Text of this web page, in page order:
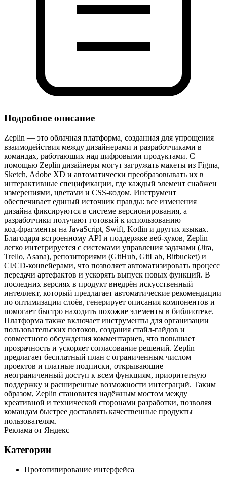
Подробное описание
Zeplin — это облачная платформа, созданная для упрощения
взаимодействия между дизайнерами и разработчиками в
командах, работающих над цифровыми продуктами. С
помощью Zeplin дизайнеры могут загружать макеты из Figma,
Sketch, Adobe XD и автоматически преобразовывать их в
интерактивные спецификации, где каждый элемент снабжен
измерениями, цветами и CSS‑кодом. Инструмент
обеспечивает единый источник правды: все изменения
дизайна фиксируются в системе версионирования, а
разработчики получают готовый к использованию
код‑фрагменты на JavaScript, Swift, Kotlin и других языках.
Благодаря встроенному API и поддержке веб‑хуков, Zeplin
легко интегрируется с системами управления задачами (Jira,
Trello, Asana), репозиториями (GitHub, GitLab, Bitbucket) и
CI/CD‑конвейерами, что позволяет автоматизировать процесс
передачи артефактов и ускорять выпуск новых функций. В
последних версиях в продукт внедрён искусственный
интеллект, который предлагает автоматические рекомендации
по оптимизации слоёв, генерирует описания компонентов и
помогает быстро находить похожие элементы в библиотеке.
Платформа также включает инструменты для организации
пользовательских потоков, создания стайл‑гайдов и
совместного обсуждения комментариев, что повышает
прозрачность и ускоряет согласование решений. Zeplin
предлагает бесплатный план с ограниченным числом
проектов и платные подписки, открывающие
неограниченный доступ к всем функциям, приоритетную
поддержку и расширенные возможности интеграций. Таким
образом, Zeplin становится надёжным мостом между
креативной и технической сторонами разработки, позволяя
командам быстрее доставлять качественные продукты
пользователям.
Реклама от Яндекс
Категории
Прототипирование интерфейса